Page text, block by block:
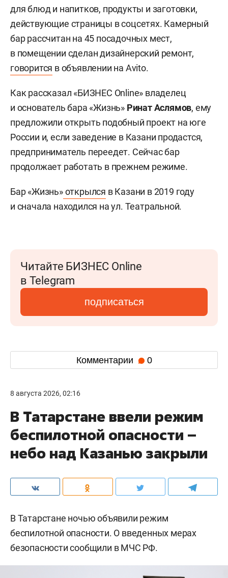
для блюд и напитков, продукты и заготовки,
действующие страницы в соцсетях. Камерный
бар рассчитан на 45 посадочных мест,
в помещении сделан дизайнерский ремонт,
говорится в объявлении на Avito.
Как рассказал «БИЗНЕС Online» владелец
и основатель бара «Жизнь» Ринат Аслямов, ему
предложили открыть подобный проект на юге
России и, если заведение в Казани продастся,
предприниматель переедет. Сейчас бар
продолжает работать в прежнем режиме.
Бар «Жизнь»открылся в Казани в 2019 году
и сначала находился на ул. Театральной.
Читайте БИЗНЕС Online
в Telegram
подписаться
Комментарии 0
8 августа 2026, 02:16
В Татарстане ввели режим
беспилотной опасности –
небо над Казанью закрыли
В Татарстане ночью объявили режим
беспилотной опасности. О введенных мерах
безопасности сообщили в МЧС РФ.